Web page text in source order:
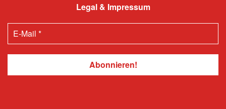
Legal & Impressum